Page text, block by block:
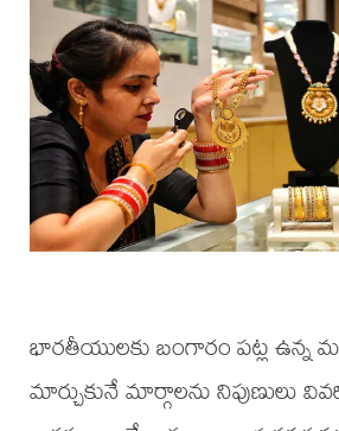
భారతీయులకు బంగారం పట్ల ఉన్న
మార్చుకునే మార్గాలను నిపుణులు